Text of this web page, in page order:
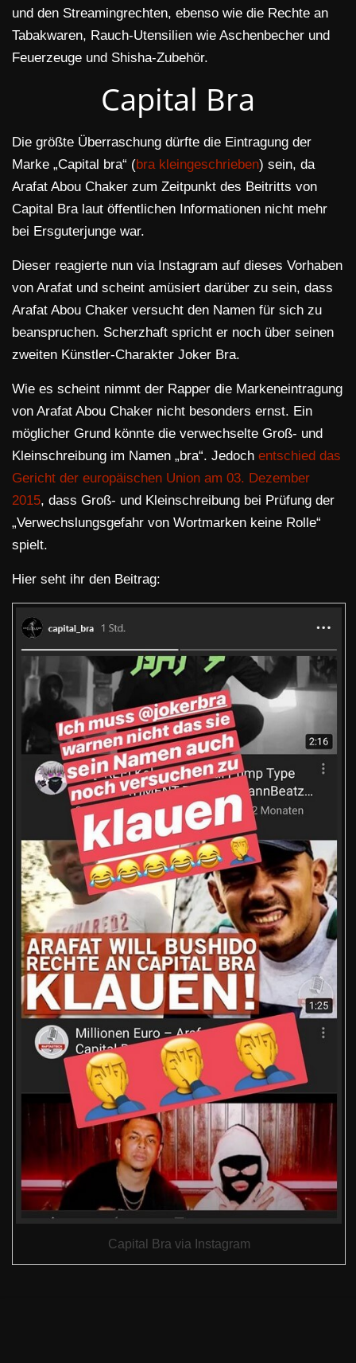
und den Streamingrechten, ebenso wie die Rechte an
Tabakwaren, Rauch-Utensilien wie Aschenbecher und
Feuerzeuge und Shisha-Zubehör.
Capital Bra
Die größte Überraschung dürfte die Eintragung der
Marke „Capital bra“ (bra kleingeschrieben) sein, da
Arafat Abou Chaker zum Zeitpunkt des Beitritts von
Capital Bra laut öffentlichen Informationen nicht mehr
bei Ersguterjunge war.
Dieser reagierte nun via Instagram auf dieses Vorhaben
von Arafat und scheint amüsiert darüber zu sein, dass
Arafat Abou Chaker versucht den Namen für sich zu
beanspruchen. Scherzhaft spricht er noch über seinen
zweiten Künstler-Charakter Joker Bra.
Wie es scheint nimmt der Rapper die Markeneintragung
von Arafat Abou Chaker nicht besonders ernst. Ein
möglicher Grund könnte die verwechselte Groß- und
Kleinschreibung im Namen „bra“. Jedoch entschied das
Gericht der europäischen Union am 03. Dezember
2015, dass Groß- und Kleinschreibung bei Prüfung der
„Verwechslungsgefahr von Wortmarken keine Rolle“
spielt.
Hier seht ihr den Beitrag:
Capital Bra via Instagram